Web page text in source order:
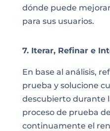
dónde puede
para sus usuarios.
7. Iterar, Refinar e
En base al análisis,
prueba y solucione
descubierto durante
proceso de prueba
continuamente el